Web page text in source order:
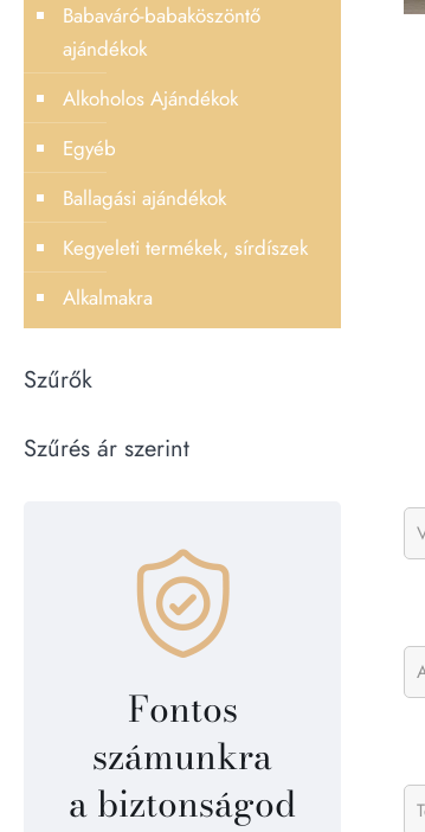
Babaváró-babaköszöntő
ajándékok
Alkoholos Ajándékok
Egyéb
Ballagási ajándékok
Kegyeleti termékek, sírdíszek
Alkalmakra
Szűrők
Szűrés ár szerint
Fontos
számunkra
a biztonságod